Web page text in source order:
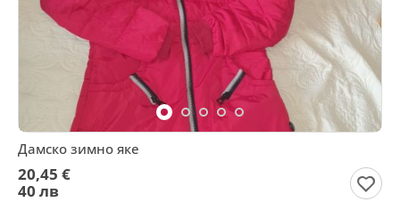
Дамско зимно яке
20,45 €
40 лв